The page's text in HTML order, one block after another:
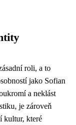
roli, a to
jako Sofian
a neklást
je zároveň
kultur, které